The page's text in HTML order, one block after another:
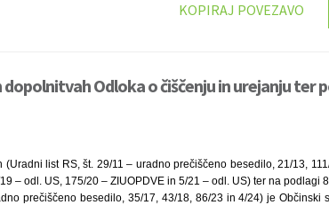
KOPIRAJ POVEZAVO
Odloka o čiščenju in urejanju ter
list RS, št. 29/11 – uradno prečiščeno besedilo, 21/13,
– odl. US, 175/20 – ZIUOPDVE in 5/21 – odl. US) ter na podlagi
prečiščeno besedilo, 35/17, 43/18, 86/23 in 4/24) je Občinski